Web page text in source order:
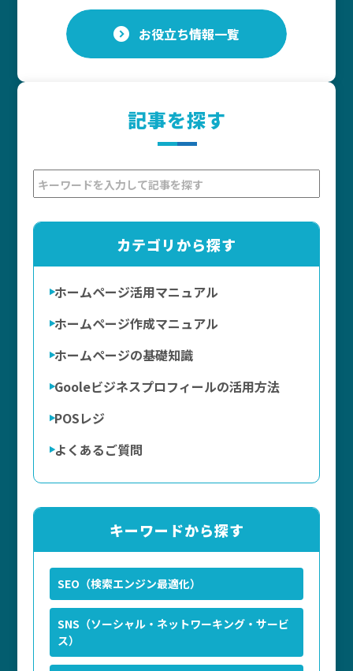
お役立ち情報一覧
記事を探す
カテゴリから探す
ホームページ活用マニュアル
ホームページ作成マニュアル
ホームページの基礎知識
Gooleビジネスプロフィールの活用方法
POSレジ
よくあるご質問
キーワードから探す
SEO（検索エンジン最適化）
SNS（ソーシャル・ネットワーキング・サービ
ス）